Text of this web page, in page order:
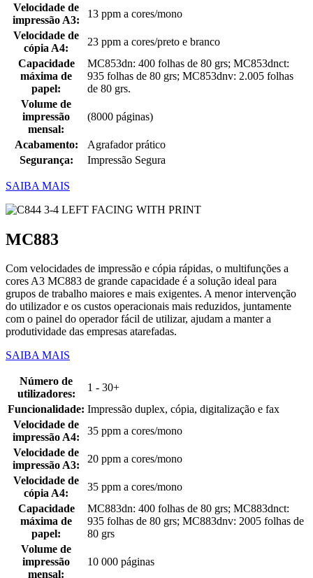
Velocidade de
impressão A3:
13 ppm a cores/mono
Velocidade de
cópia A4:
23 ppm a cores/preto e branco
Capacidade
máxima de
papel:
MC853dn: 400 folhas de 80 grs; MC853dnct:
935 folhas de 80 grs; MC853dnv: 2.005 folhas
de 80 grs.
Volume de
impressão
mensal:
(8000 páginas)
Acabamento:
Agrafador prático
Segurança:
Impressão Segura
SAIBA MAIS
MC883
Com velocidades de impressão e cópia rápidas, o multifunções a
cores A3 MC883 de grande capacidade é a solução ideal para
grupos de trabalho maiores e mais exigentes. A menor intervenção
do utilizador e os custos operacionais mais reduzidos, juntamente
com o painel do operador fácil de utilizar, ajudam a manter a
produtividade das empresas atarefadas.
SAIBA MAIS
Número de
utilizadores:
1 - 30+
Funcionalidade: Impressão duplex, cópia, digitalização e fax
Velocidade de
impressão A4:
35 ppm a cores/mono
Velocidade de
impressão A3:
20 ppm a cores/mono
Velocidade de
cópia A4:
35 ppm a cores/mono
Capacidade
máxima de
papel:
MC883dn: 400 folhas de 80 grs; MC883dnct:
935 folhas de 80 grs; MC883dnv: 2005 folhas de
80 grs
Volume de
impressão
mensal:
10 000 páginas